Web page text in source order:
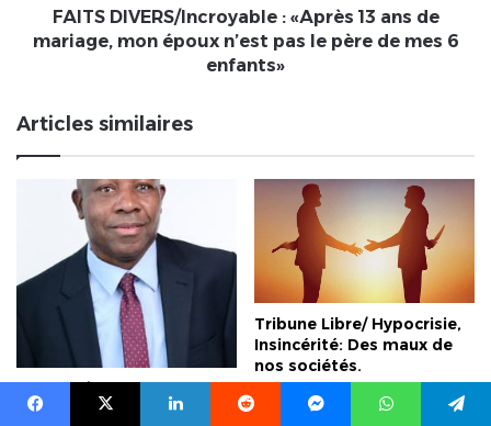
n’est
de
mes
FAITS DIVERS/Incroyable : «Après 13 ans de
mariage, mon époux n’est pas le père de mes 6
enfants»
Articles similaires
Tribune / Dr Christian
Spieker : Le Togo
Tribune Libre/ Hypocrisie,
Insincérité: Des maux de
nos sociétés.
27 mars 2021